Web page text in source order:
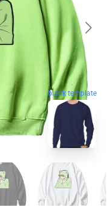
blank template